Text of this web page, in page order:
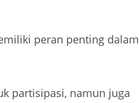
peran penting dalam
partisipasi, namun juga